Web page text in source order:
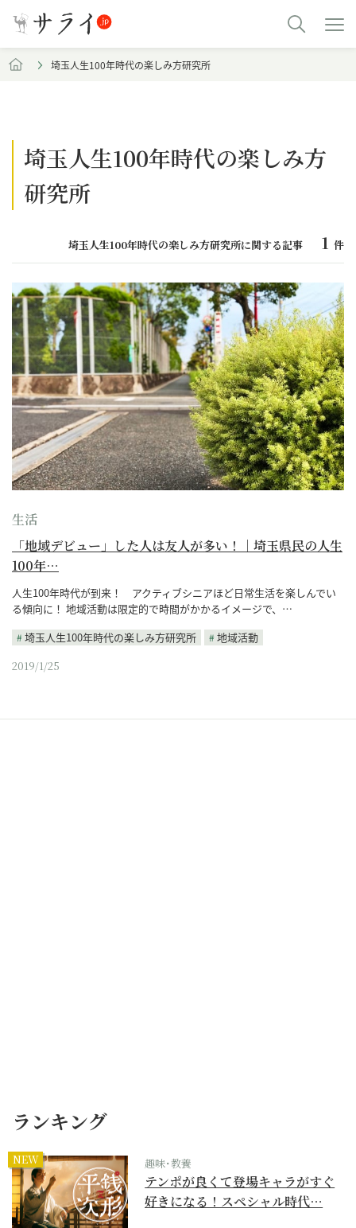
埼玉人生100年時代の楽しみ方研究所
埼玉人生100年時代の楽しみ方
研究所
埼玉人生100年時代の楽しみ方研究所に関する記事 1 件
生活
「地域デビュー」した人は友人が多い！｜埼玉県民の人生
100年…
人生100年時代が到来！ アクティブシニアほど日常生活を楽しんでい
る傾向に！ 地域活動は限定的で時間がかかるイメージで、…
埼玉人生100年時代の楽しみ方研究所
地域活動
2019/1/25
ランキング
NEW 趣味･教養
テンポが良くて登場キャラがすぐ
好きになる！スペシャル時代…